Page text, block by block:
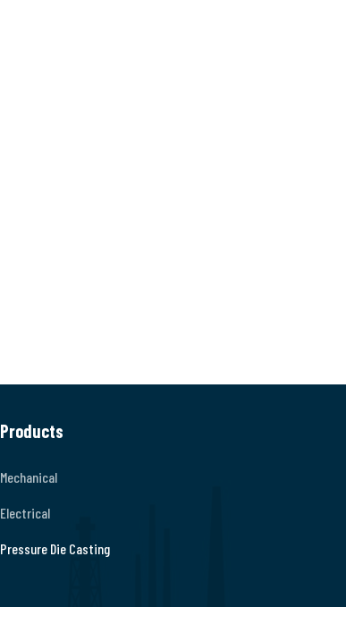
Products
Mechanical
Electrical
Pressure Die Casting